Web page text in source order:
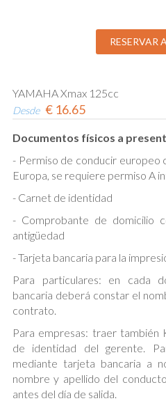
YAMAHA Xmax 125cc
Desde € 16.65
Documentos físicos a
- Permiso de conducir europeo
Europa, se requiere permiso A
- Carnet de identidad
- Comprobante de domicilio
antigüedad
- Tarjeta bancaria para la
Para particulares: en cada
bancaria deberá constar el
contrato.
Para empresas: traer también
de identidad del gerente.
mediante tarjeta bancaria a
nombre y apellido del
antes del día de salida.